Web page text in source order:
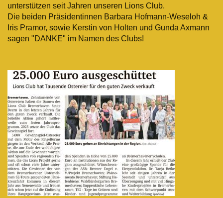
unterstützen seit Jahren unseren Lions Club.
Die beiden Präsidentinnen Barbara Hofmann-Weseloh &
Iris Pramor, sowie Kerstin von Holten und Gunda Axmann
sagen "DANKE" im Namen des Clubs!